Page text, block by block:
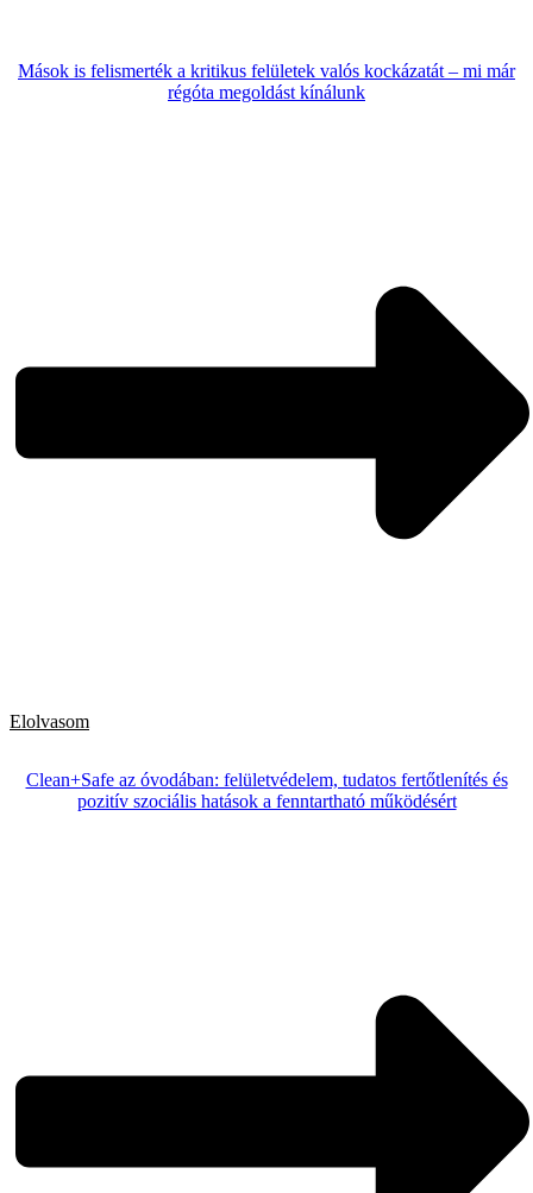
Mások is felismerték a kritikus felületek valós kockázatát – mi már
régóta megoldást kínálunk
Elolvasom
Clean+Safe az óvodában: felületvédelem, tudatos fertőtlenítés és
pozitív szociális hatások a fenntartható működésért